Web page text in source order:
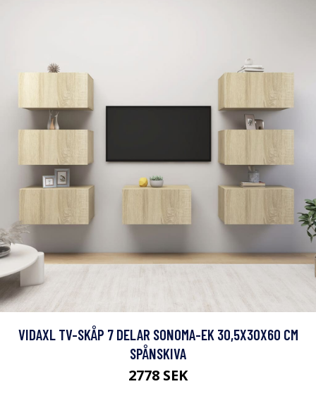
VIDAXL TV-SKÅP 7 DELAR SONOMA-EK 30,5X30X60 CM
SPÅNSKIVA
2778 SEK